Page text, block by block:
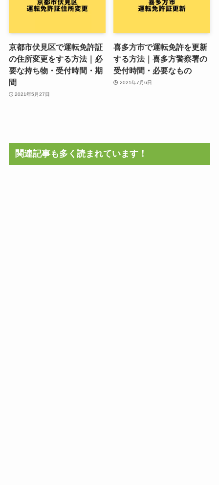
京都市伏見区で運転免許証
の住所変更をする方法｜必
要な持ち物・受付時間・期
間
2021年5月27日
喜多方市で運転免許を更新
する方法｜喜多方警察署の
受付時間・必要なもの
2021年7月6日
関連記事も多く読まれています！